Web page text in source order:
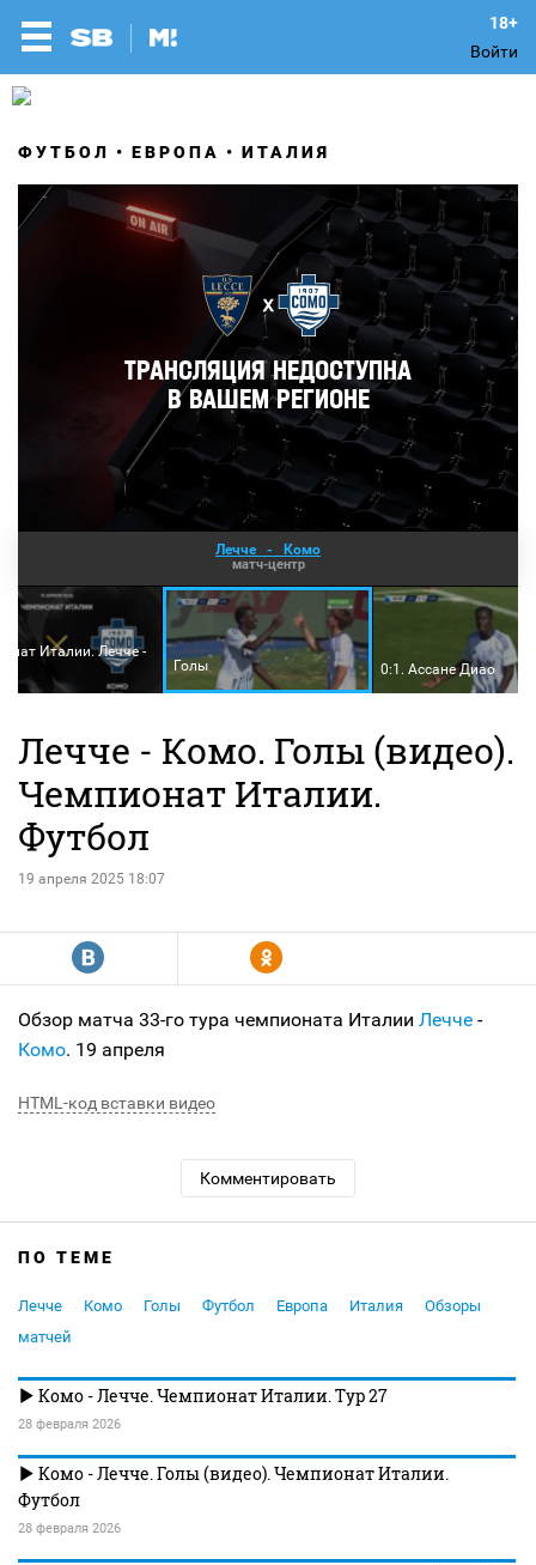
Войти
ФУТБОЛ ЕВРОПА ИТАЛИЯ
Лечче - Комо
матч-центр
Италии. Лечче -
Голы
0:1. Ассане Диао
Лечче - Комо. Голы (видео).
Чемпионат Италии.
Футбол
19 апреля 2025 18:07
R Y
Обзор матча 33-го тура чемпионата Италии Лечче -
Комо. 19 апреля
HTML-код вставки видео
Комментировать
ПО ТЕМЕ
Лечче Комо Голы Футбол Европа Италия
Обзоры
матчей
Комо - Лечче. Чемпионат Италии. Тур 27
28 февраля 2026
Комо - Лечче. Голы (видео). Чемпионат Италии.
Футбол
28 февраля 2026